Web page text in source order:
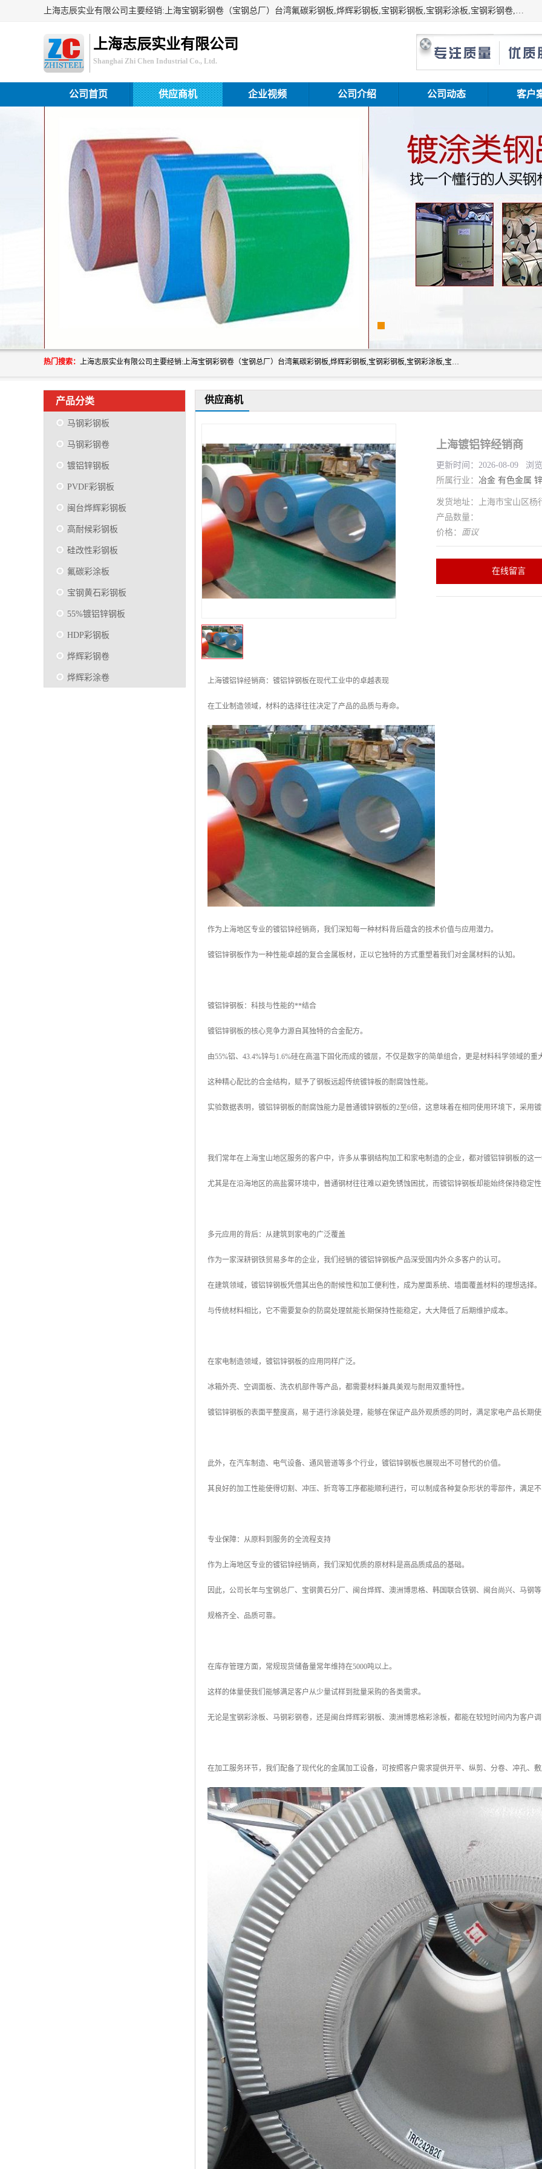
上海志辰实业有限公司主要经销:上海宝钢彩钢卷（宝钢总厂）台湾氟碳彩钢板,烨辉彩钢板,宝钢彩钢板,宝钢彩涂板,宝钢彩钢卷,马钢彩钢板,马钢彩钢卷,镀铝锌钢板,PVDF彩钢板,台湾烨辉彩钢板,高耐候彩钢板,硅改性彩钢板,规格齐全。
上海志辰实业有限公司
Shanghai Zhi Chen Industrial Co., Ltd.
公司首页 供应商机 企业视频 公司介绍 公司动态 客户
热门搜索： 上海志辰实业有限公司主要经销:上海宝钢彩钢卷（宝钢总厂）台湾氟碳彩钢板,烨辉彩钢板,宝钢彩钢板,宝钢彩涂板,宝钢彩钢卷,马钢彩钢板,马钢彩钢卷,镀铝锌钢板,PVDF彩钢板,台湾烨辉彩钢板,高耐候彩钢板,硅改性彩钢板,规格齐全。
产品分类
马钢彩钢板
马钢彩钢卷
镀铝锌钢板
PVDF彩钢板
闽台烨辉彩钢板
高耐候彩钢板
硅改性彩钢板
氟碳彩涂板
宝钢黄石彩钢板
55%镀铝锌钢板
HDP彩钢板
烨辉彩钢卷
烨辉彩涂卷
供应商机
上海镀铝锌经销商
更新时间：2026-08-09 浏
所属行业： 冶金 有色金属 锌
发货地址：上海市宝山区
产品数量：
价格： 面议
在线留言
上海镀铝锌经销商：镀铝锌钢板在现代工业中的卓越表现
在工业制造领域，材料的选择往往决定了产品的品质与寿命。
作为上海地区专业的镀铝锌经销商，我们深知每一种材料背后蕴含的技术价值与应用潜力。
镀铝锌钢板作为一种性能卓越的复合金属板材，正以它独特的方式重塑着我们对金属材料的认知。
镀铝锌钢板：科技与性能的**结合
镀铝锌钢板的核心竞争力源自其独特的合金配方。
由55%铝、43.4%锌与1.6%硅在高温下固化而成的镀层，不仅是数字的简单组合，更是材料科学领域的重
这种精心配比的合金结构，赋予了钢板远超传统镀锌板的耐腐蚀性能。
实验数据表明，镀铝锌钢板的耐腐蚀能力是普通镀锌钢板的2至6倍，这意味着在相同使用环境下，采用
我们常年在上海宝山地区服务的客户中，许多从事钢结构加工和家电制造的企业，都对镀铝锌钢板的这
尤其是在沿海地区的高盐雾环境中，普通钢材往往难以避免锈蚀困扰，而镀铝锌钢板却能始终保持稳定
多元应用的背后：从建筑到家电的广泛覆盖
作为一家深耕钢铁贸易多年的企业，我们经销的镀铝锌钢板产品深受国内外众多客户的认可。
在建筑领域，镀铝锌钢板凭借其出色的耐候性和加工便利性，成为屋面系统、墙面覆盖材料的理想选择。
与传统材料相比，它不需要复杂的防腐处理就能长期保持性能稳定，大大降低了后期维护成本。
在家电制造领域，镀铝锌钢板的应用同样广泛。
冰箱外壳、空调面板、洗衣机部件等产品，都需要材料兼具美观与耐用双重特性。
镀铝锌钢板的表面平整度高，易于进行涂装处理，能够在保证产品外观质感的同时，满足家电产品长期
此外，在汽车制造、电气设备、通风管道等多个行业，镀铝锌钢板也展现出不可替代的价值。
其良好的加工性能使得切割、冲压、折弯等工序都能顺利进行，可以制成各种复杂形状的零部件，满足
专业保障：从原料到服务的全流程支持
作为上海地区专业的镀铝锌经销商，我们深知优质的原材料是高品质成品的基础。
因此，公司长年与宝钢总厂、宝钢黄石分厂、闽台烨辉、澳洲博思格、韩国联合铁钢、闽台尚兴、马钢
规格齐全、品质可靠。
在库存管理方面，常规现货储备量常年维持在5000吨以上。
这样的体量使我们能够满足客户从少量试样到批量采购的各类需求。
无论是宝钢彩涂板、马钢彩钢卷，还是闽台烨辉彩钢板、澳洲博思格彩涂板，都能在较短时间内为客户
在加工服务环节，我们配备了现代化的金属加工设备，可按照客户需求提供开平、纵剪、分卷、冲孔、